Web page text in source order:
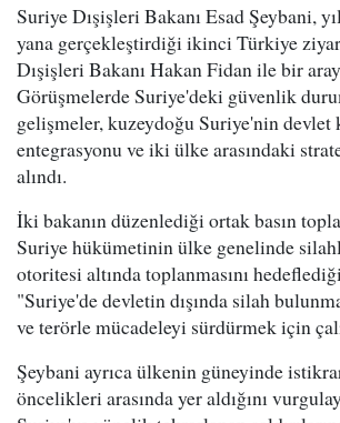
Suriye Dışişleri Bakanı Esad Şeybani,
yana gerçekleştirdiği ikinci Türkiye
Dışişleri Bakanı Hakan Fidan ile bir
Görüşmelerde Suriye'deki güvenlik
gelişmeler, kuzeydoğu Suriye'nin devlet
entegrasyonu ve iki ülke arasındaki
alındı.
İki bakanın düzenlediği ortak basın
Suriye hükümetinin ülke genelinde
otoritesi altında toplanmasını
"Suriye'de devletin dışında silah
ve terörle mücadeleyi sürdürmek için
Şeybani ayrıca ülkenin güneyinde
öncelikleri arasında yer aldığını